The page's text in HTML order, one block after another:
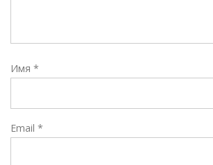
Имя *
Email *